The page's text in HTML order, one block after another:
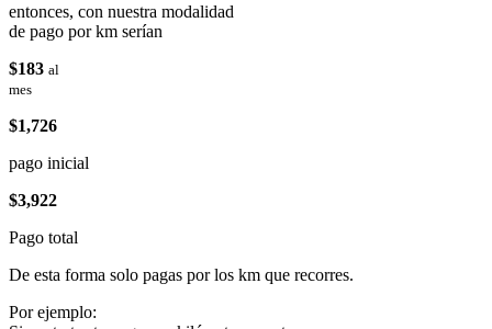
entonces, con nuestra modalidad
de pago por km serían
$183 al
mes
$1,726
pago inicial
$3,922
Pago total
De esta forma solo pagas por los km que recorres.
Por ejemplo: